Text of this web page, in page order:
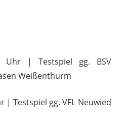
Uhr | Testspiel gg. BSV
Weißenthurm
| Testspiel gg. VFL Neuwied